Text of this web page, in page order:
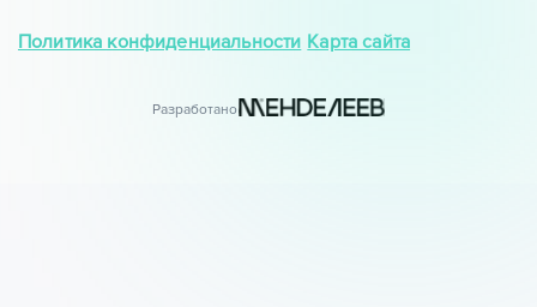
Политика конфиденциальности Карта сайта
Разработано